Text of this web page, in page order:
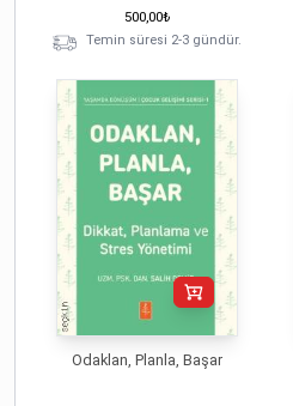
500,00₺
Temin süresi 2-3 gündür.
Odaklan, Planla, Başar